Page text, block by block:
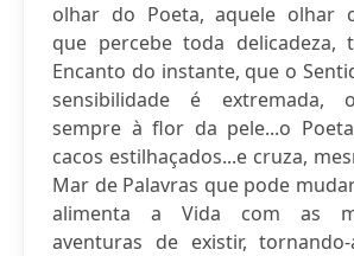
olhar do Poeta, aquele olhar
que percebe toda delicadeza,
Encanto do instante, que o
sensibilidade é extremada,
sempre à flor da pele...o
cacos estilhaçados...e cruza,
Mar de Palavras que pode
alimenta a Vida com as
aventuras de existir,